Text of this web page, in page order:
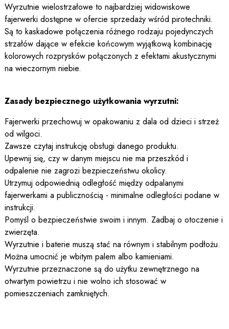
Wyrzutnie wielostrzałowe to najbardziej widowiskowe
fajerwerki dostępne w ofercie sprzedaży wśród pirotechniki.
Są to kaskadowe połączenia różnego rodzaju pojedynczych
strzałów dające w efekcie końcowym wyjątkową kombinację
kolorowych rozprysków połączonych z efektami akustycznymi
na wieczornym niebie.
Zasady bezpiecznego użytkowania wyrzutni:
Fajerwerki przechowuj w opakowaniu z dala od dzieci i strzeż
od wilgoci.
Zawsze czytaj instrukcję obsługi danego produktu.
Upewnij się, czy w danym miejscu nie ma przeszkód i
odpalenie nie zagrozi bezpieczeństwu okolicy.
Utrzymuj odpowiednią odległość między odpalanymi
fajerwerkami a publicznością - minimalne odległości podane w
instrukcji.
Pomyśl o bezpieczeństwie swoim i innym. Zadbaj o otoczenie i
zwierzęta.
Wyrzutnie i baterie muszą stać na równym i stabilnym podłożu.
Można umocnić je wbitym palem albo kamieniami.
Wyrzutnie przeznaczone są do użytku zewnętrznego na
otwartym powietrzu i nie wolno ich stosować w
pomieszczeniach zamkniętych.